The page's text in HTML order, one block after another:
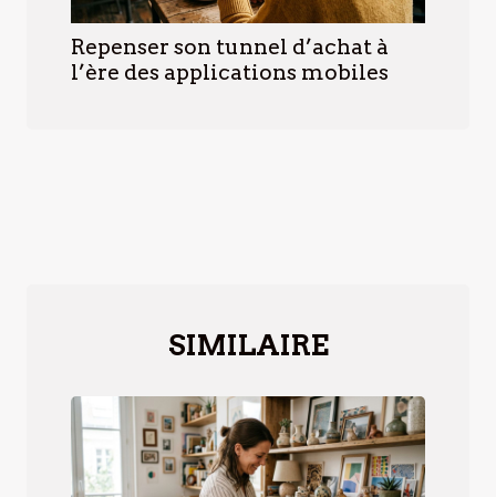
Repenser son tunnel d’achat à
l’ère des applications mobiles
SIMILAIRE